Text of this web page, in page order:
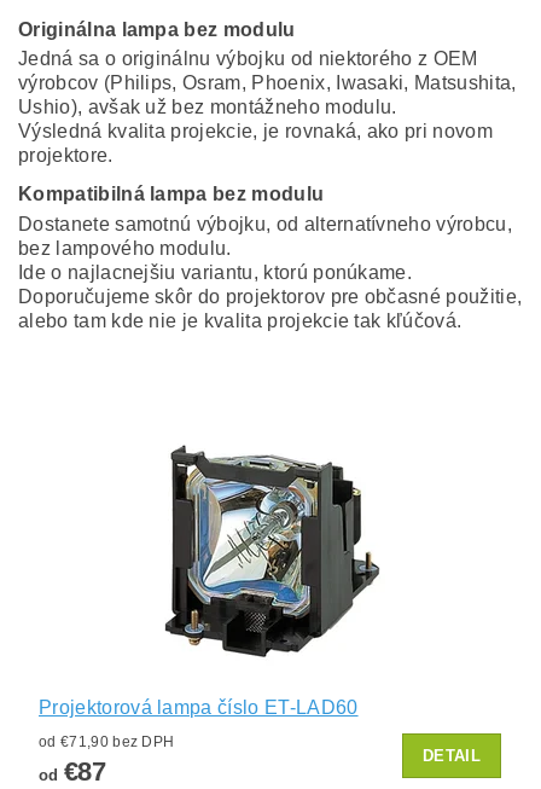
Originálna lampa bez modulu
Jedná sa o originálnu výbojku od niektorého z OEM
výrobcov (Philips, Osram, Phoenix, Iwasaki, Matsushita,
Ushio), avšak už bez montážneho modulu.
Výsledná kvalita projekcie, je rovnaká, ako pri novom
projektore.
Kompatibilná lampa bez modulu
Dostanete samotnú výbojku, od alternatívneho výrobcu,
bez lampového modulu.
Ide o najlacnejšiu variantu, ktorú ponúkame.
Doporučujeme skôr do projektorov pre občasné použitie,
alebo tam kde nie je kvalita projekcie tak kľúčová.
Projektorová lampa číslo ET-LAD60
od €71,90 bez DPH
od €87
DETAIL